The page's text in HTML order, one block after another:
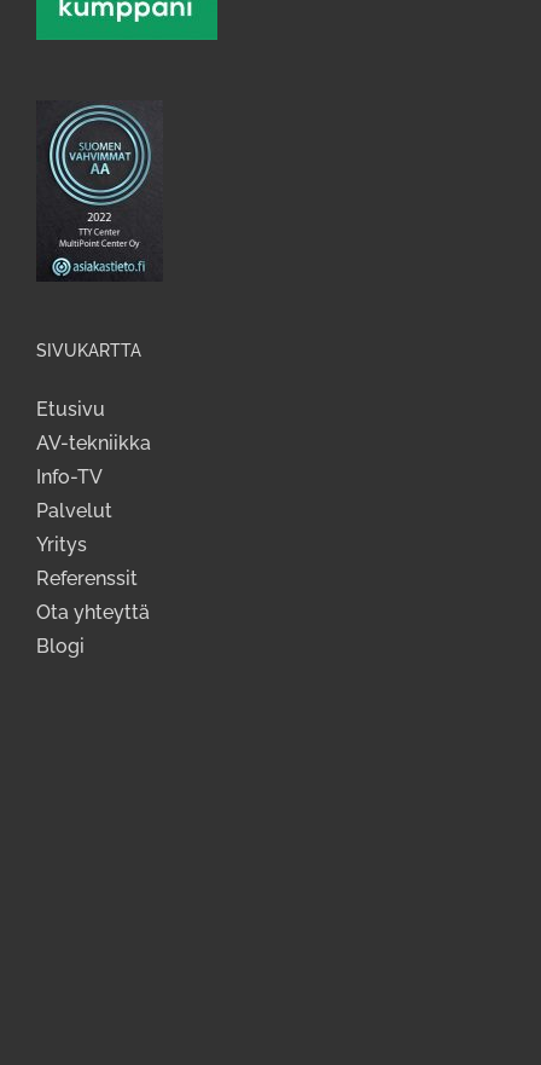
SIVUKARTTA
Etusivu
AV-tekniikka
Info-TV
Palvelut
Yritys
Referenssit
Ota yhteyttä
Blogi